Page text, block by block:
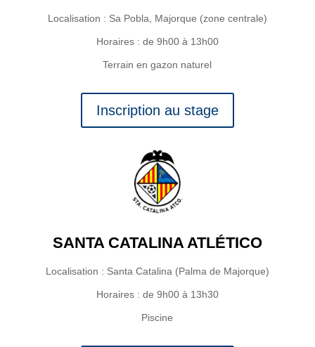
Localisation : Sa Pobla, Majorque (zone centrale)
Horaires : de 9h00 à 13h00
Terrain en gazon naturel
Inscription au stage
SANTA CATALINA ATLÉTICO
Localisation : Santa Catalina (Palma de Majorque)
Horaires : de 9h00 à 13h30
Piscine